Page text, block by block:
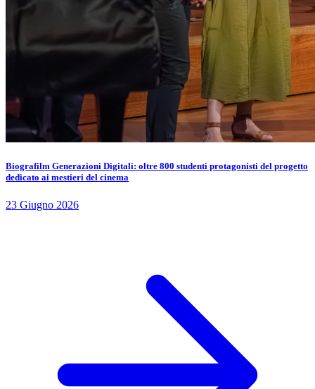
Biografilm Generazioni Digitali: oltre 800 studenti protagonisti del progetto
dedicato ai mestieri del cinema
23 Giugno 2026